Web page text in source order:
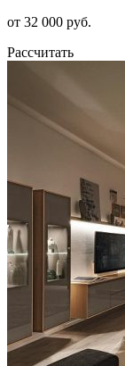
от 32 000 руб.
Рассчитать